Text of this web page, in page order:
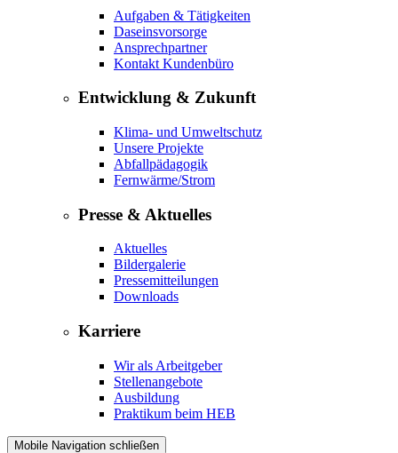
Aufgaben & Tätigkeiten
Daseinsvorsorge
Ansprechpartner
Kontakt Kundenbüro
Entwicklung & Zukunft
Klima- und Umweltschutz
Unsere Projekte
Abfallpädagogik
Fernwärme/Strom
Presse & Aktuelles
Aktuelles
Bildergalerie
Pressemitteilungen
Downloads
Karriere
Wir als Arbeitgeber
Stellenangebote
Ausbildung
Praktikum beim HEB
Mobile Navigation schließen